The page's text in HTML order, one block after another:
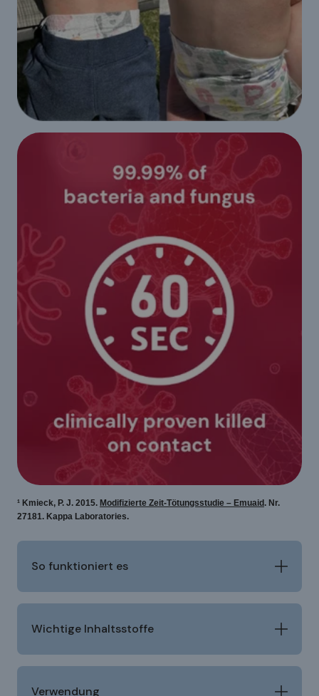
¹ Kmieck, P. J. 2015. Modifizierte Zeit-Tötungsstudie – Emuaid. Nr.
27181. Kappa Laboratories.
So funktioniert es
Dringt in die Hautbarriere ein
Wichtige Inhaltsstoffe
Wichtige Inhaltsstoffe
Verwendung